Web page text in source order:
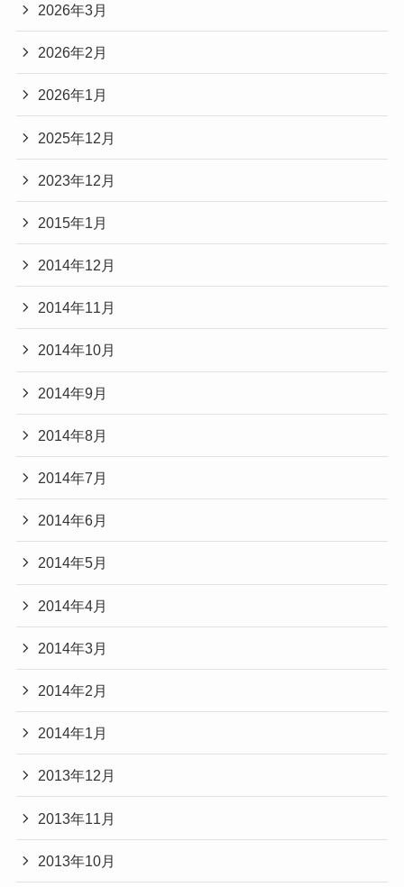
2026年3月
2026年2月
2026年1月
2025年12月
2023年12月
2015年1月
2014年12月
2014年11月
2014年10月
2014年9月
2014年8月
2014年7月
2014年6月
2014年5月
2014年4月
2014年3月
2014年2月
2014年1月
2013年12月
2013年11月
2013年10月